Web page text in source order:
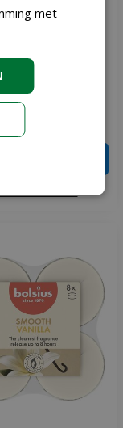
clearcup theelicht
12 stuks
met